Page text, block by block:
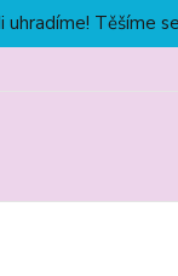
Těšíme